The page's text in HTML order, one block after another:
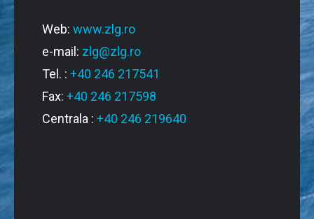
Web: www.zlg.ro
e-mail: zlg@zlg.ro
Tel. : +40 246 217541
Fax: +40 246 217598
Centrala : +40 246 219640